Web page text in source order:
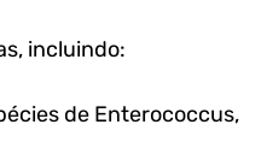
incluindo:
de Enterococcus,